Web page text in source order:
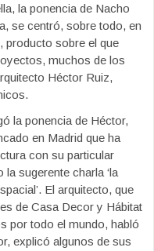
la ponencia de Nacho
se centró, sobre todo, en
producto sobre el que
muchos de los
Héctor Ruiz,
la ponencia de Héctor,
en Madrid que ha
con su particular
sugerente charla ‘la
El arquitecto, que
de Casa Decor y Hábitat
por todo el mundo, habló
explicó algunos de sus